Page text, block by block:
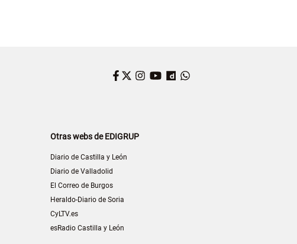
Facebook
Twitter
Instagram
YouTube
Dailymotion
Otras webs de EDIGRUP
Diario de Castilla y León
Diario de Valladolid
El Correo de Burgos
Heraldo-Diario de Soria
CyLTV.es
esRadio Castilla y León